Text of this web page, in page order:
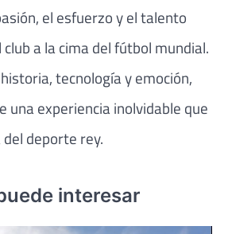
el esfuerzo y el talento
a la cima del fútbol mundial.
tecnología y emoción,
una experiencia inolvidable que
deporte rey.
interesar